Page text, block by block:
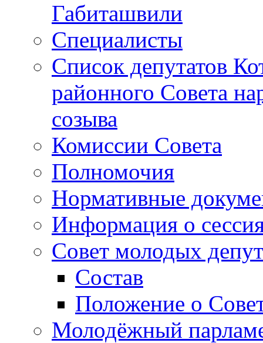
Габиташвили
Специалисты
Список депутатов
районного Совета
созыва
Комиссии Совета
Полномочия
Нормативные
Информация о
Совет молодых
Состав
Положение о
Молодёжный